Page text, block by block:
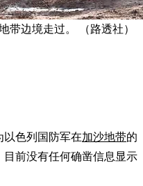
带边境走过。 （路透社）
以色列国防军在加沙地带的
目前没有任何确凿信息显示